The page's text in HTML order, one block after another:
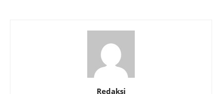
Redaksi